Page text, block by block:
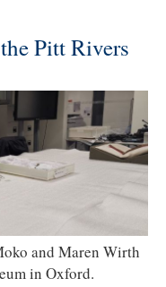
Pitt Rivers
and Maren Wirth
in Oxford.